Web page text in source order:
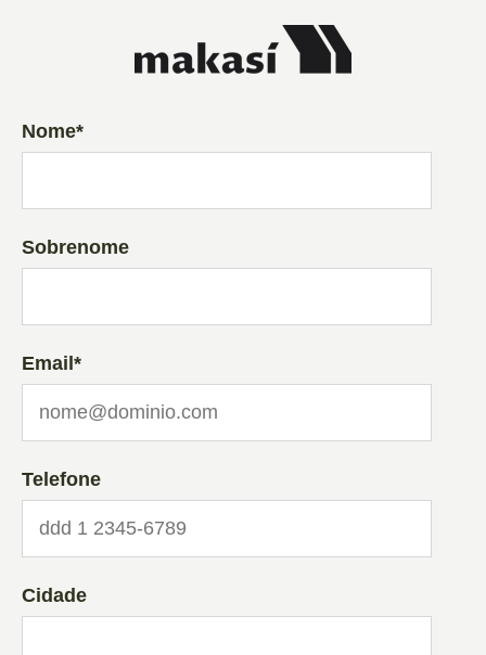
Nome*
Sobrenome
Email*
Telefone
Cidade